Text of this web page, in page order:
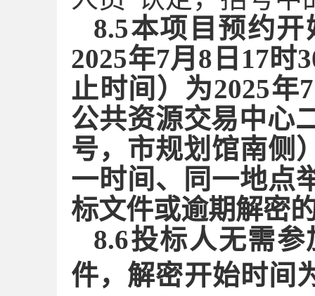
8.5本项目预约开
2025年7月 8 日 17时
止时间）为2025年7
公共资源交易中心
号，市规划馆南侧
一时间、同一地点
标文件或逾期解密
8.6投标人无需
件，解密开始时间